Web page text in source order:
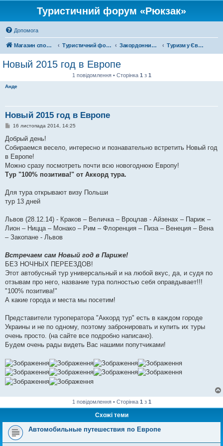
Туристичний форум «Рюкзак»
Допомога
Магазин спорядження Туристичний форум «Рюкзак» Закордонний туризм Туризм у Європі
Новый 2015 год в Европе
1 повідомлення • Сторінка 1 з 1
Анде
Новый 2015 год в Европе
П
в
д
о
л
е
н
я
16 листопада 2014, 14:25
Добрый день!
Собираемся весело, интересно и познавательно встретить Новый год
в Европе!
Можно сразу посмотреть почти всю новогоднюю Европу!
Тур "100% позитива!" от Аккорд тура.
Для тура открывают визу Польши
тур 13 дней
Львов (28.12.14) - Краков – Величка – Вроцлав - Айзенах – Париж –
Лион – Ницца – Монако – Рим – Флоренция – Пиза – Венеция – Вена
– Закопане - Львов
Встречаем сам Новый год в Париже!
БЕЗ НОЧНЫХ ПЕРЕЕЗДОВ!
Этот автобусный тур универсальный и на любой вкус, да, и судя по
отзывам про него, название тура полностью себя оправдывает!!!
"100% позитива!"
А какие города и места мы посетим!
Представители туроператора "Аккорд тур" есть в каждом городе
Украины и не по одному, поэтому забронировать и купить их туры
очень просто. (на сайте все подробно написано).
Будем очень рады видеть Вас нашими попутчиками!
1 повідомлення • Сторінка 1 з 1
Схожі теми
Автомобильные путешествия по Европе